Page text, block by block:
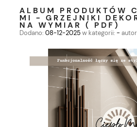
ALBUM PRODUKTÓW
MI - GRZEJNIKI
NA WYMIAR ( PDF)
Dodano: 08-12-2025w kategorii: -